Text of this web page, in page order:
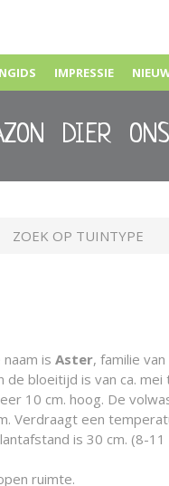
IMPRESSIE
DIER
ZOEK OP TUINTYPE
is Aster, familie
de bloeitijd is van ca.
10 cm. hoog. De
Verdraagt een
is 30 cm. (8-
ruimte.